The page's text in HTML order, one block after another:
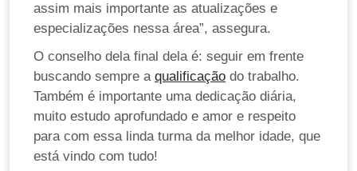
assim mais importante as atualizações e
especializações nessa área”, assegura.
O conselho dela final dela é: seguir em frente
buscando sempre a qualificação do trabalho.
Também é importante uma dedicação diária,
muito estudo aprofundado e amor e respeito
para com essa linda turma da melhor idade, que
está vindo com tudo!